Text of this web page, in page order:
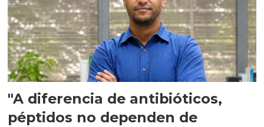
"A diferencia de antibióticos,
péptidos no dependen de